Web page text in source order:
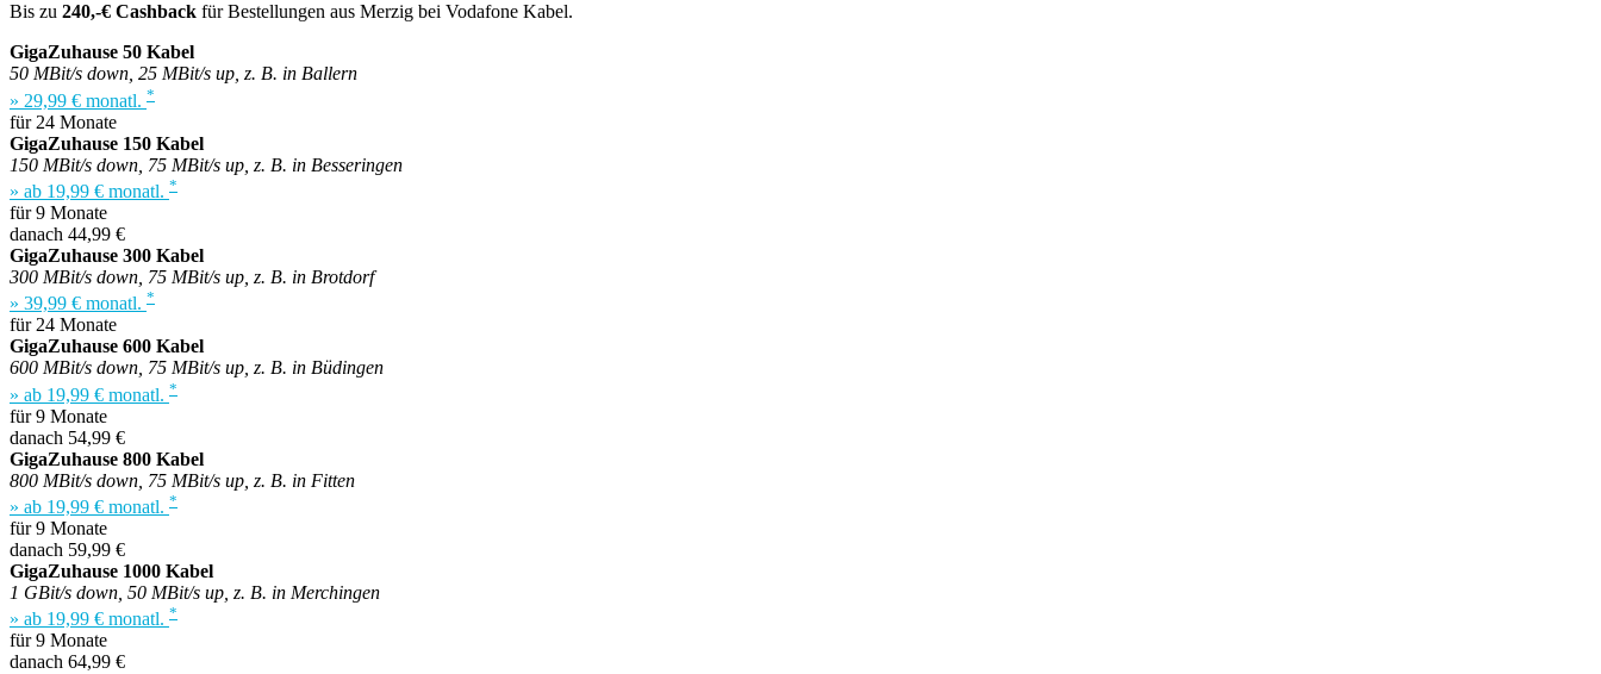
Bis zu 240,-€ Cashback für Bestellungen aus Merzig bei Vodafone Kabel.
GigaZuhause 50 Kabel
50 MBit/s down, 25 MBit/s up, z. B. in Ballern
» 29,99 € monatl. *
für 24 Monate
GigaZuhause 150 Kabel
150 MBit/s down, 75 MBit/s up, z. B. in Besseringen
» ab 19,99 € monatl. *
für 9 Monate
danach 44,99 €
GigaZuhause 300 Kabel
300 MBit/s down, 75 MBit/s up, z. B. in Brotdorf
» 39,99 € monatl. *
für 24 Monate
GigaZuhause 600 Kabel
600 MBit/s down, 75 MBit/s up, z. B. in Büdingen
» ab 19,99 € monatl. *
für 9 Monate
danach 54,99 €
GigaZuhause 800 Kabel
800 MBit/s down, 75 MBit/s up, z. B. in Fitten
» ab 19,99 € monatl. *
für 9 Monate
danach 59,99 €
GigaZuhause 1000 Kabel
1 GBit/s down, 50 MBit/s up, z. B. in Merchingen
» ab 19,99 € monatl. *
für 9 Monate
danach 64,99 €